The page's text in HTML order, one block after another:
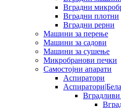
Вградни
Вградни плотни
Вградни рерни
Машини за перење
Машини за садови
Машини за сушење
Микробранови печки
Самостојни апарати
Аспиратори
Вградливи